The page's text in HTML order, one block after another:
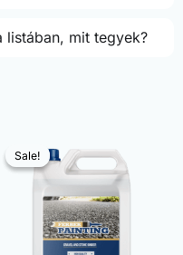
listában, mit tegyek?
Sale!
Sale!